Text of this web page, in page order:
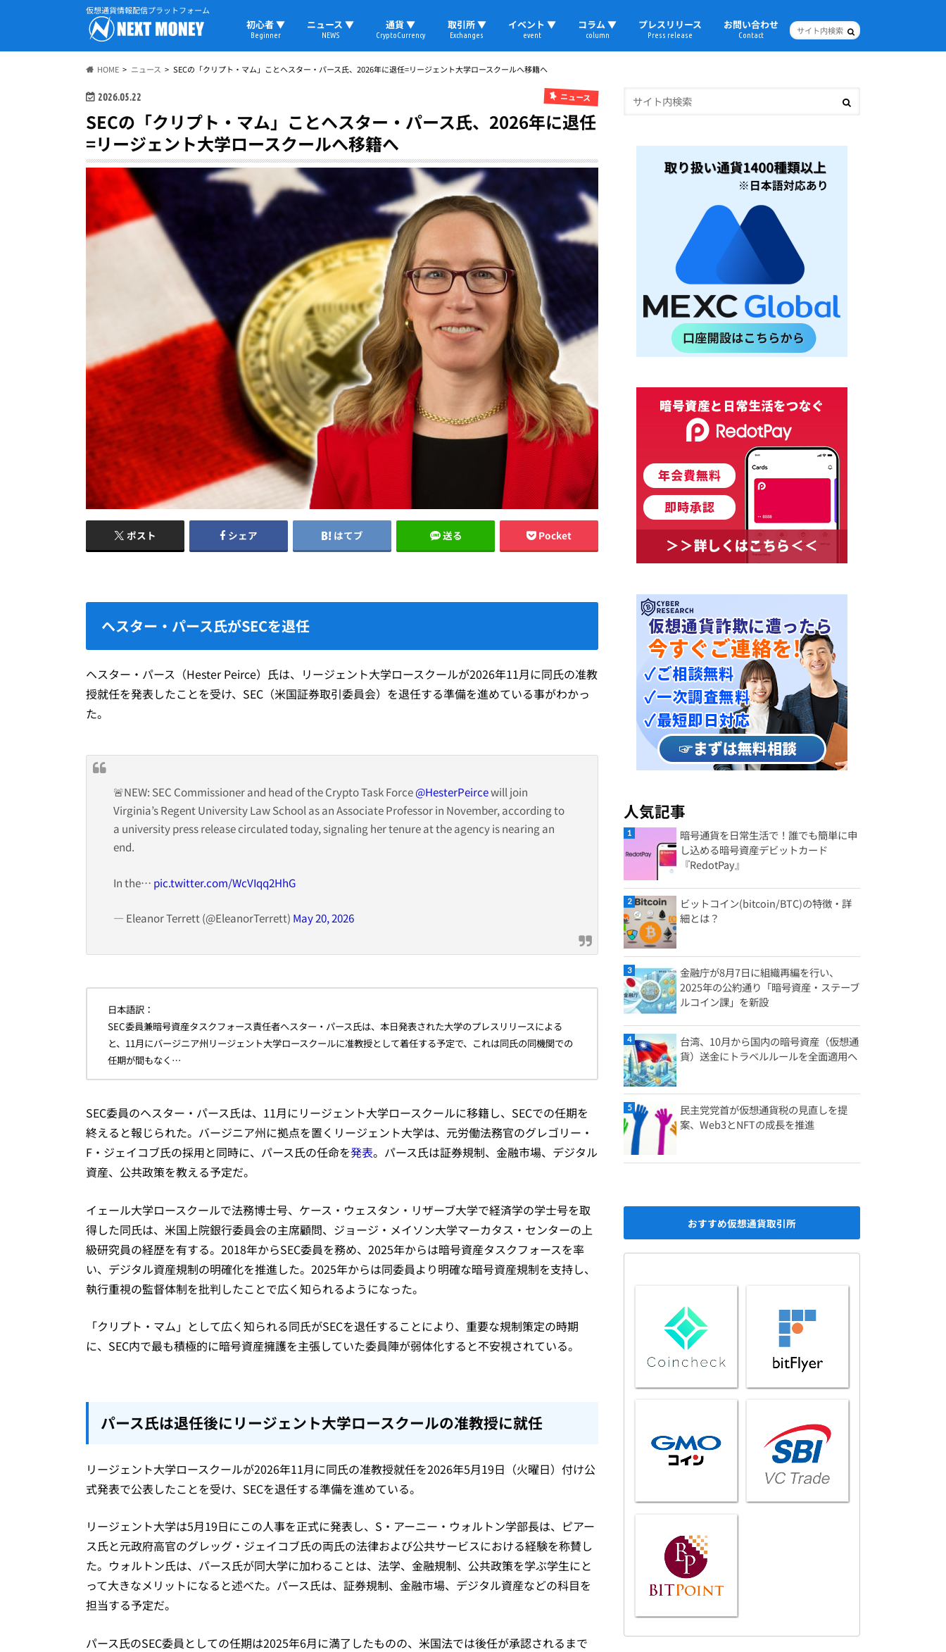
仮想通貨情報配信プラットフォーム
初心者 ▼
Beginner
ニュース ▼
NEWS
通貨 ▼
CryptoCurrency
取引所 ▼
Exchanges
イベント ▼
event
コラム ▼
column
プレスリリース
Press release
お問い合わせ
Contact
HOME ニュース SECの「クリプト・マム」ことヘスター・パース氏、2026年に退任=リージェント大学ロースクールへ移籍へ
2026.05.22 ニュース
SECの「クリプト・マム」ことヘスター・パース氏、2026年に退任
=リージェント大学ロースクールへ移籍へ
ポスト シェア はてブ 送る Pocket
ヘスター・パース氏がSECを退任
ヘスター・パース（Hester Peirce）氏は、リージェント大学ロースクールが2026年11月に同氏の准教
授就任を発表したことを受け、SEC（米国証券取引委員会）を退任する準備を進めている事がわかっ
た。
🚨NEW: SEC Commissioner and head of the Crypto Task Force@HesterPeircewill join
Virginia’s Regent University Law School as an Associate Professor in November, according to
a university press release circulated today, signaling her tenure at the agency is nearing an
end.
In the… pic.twitter.com/WcVIqq2HhG
— Eleanor Terrett (@EleanorTerrett) May 20, 2026
日本語訳：
SEC委員兼暗号資産タスクフォース責任者へスター・パース氏は、本日発表された大学のプレスリリースによる
と、11月にバージニア州リージェント大学ロースクールに准教授として着任する予定で、これは同氏の同機関での
任期が間もなく…
SEC委員のヘスター・パース氏は、11月にリージェント大学ロースクールに移籍し、SECでの任期を
終えると報じられた。バージニア州に拠点を置くリージェント大学は、元労働法務官のグレゴリー・
F・ジェイコブ氏の採用と同時に、パース氏の任命を発表。パース氏は証券規制、金融市場、デジタル
資産、公共政策を教える予定だ。
イェール大学ロースクールで法務博士号、ケース・ウェスタン・リザーブ大学で経済学の学士号を取
得した同氏は、米国上院銀行委員会の主席顧問、ジョージ・メイソン大学マーカタス・センターの上
級研究員の経歴を有する。2018年からSEC委員を務め、2025年からは暗号資産タスクフォースを率
い、デジタル資産規制の明確化を推進した。2025年からは同委員より明確な暗号資産規制を支持し、
執行重視の監督体制を批判したことで広く知られるようになった。
「クリプト・マム」として広く知られる同氏がSECを退任することにより、重要な規制策定の時期
に、SEC内で最も積極的に暗号資産擁護を主張していた委員陣が弱体化すると不安視されている。
パース氏は退任後にリージェント大学ロースクールの准教授に就任
リージェント大学ロースクールが2026年11月に同氏の准教授就任を2026年5月19日（火曜日）付け公
式発表で公表したことを受け、SECを退任する準備を進めている。
リージェント大学は5月19日にこの人事を正式に発表し、S・アーニー・ウォルトン学部長は、ピアー
ス氏と元政府高官のグレッグ・ジェイコブ氏の両氏の法律および公共サービスにおける経験を称賛し
た。ウォルトン氏は、パース氏が同大学に加わることは、法学、金融規制、公共政策を学ぶ学生にと
って大きなメリットになると述べた。パース氏は、証券規制、金融市場、デジタル資産などの科目を
担当する予定だ。
パース氏のSEC委員としての任期は2025年6月に満了したものの、米国法では後任が承認されるまで
人気記事
暗号通貨を日常生活で！誰でも簡単に申
し込める暗号資産デビットカード
『RedotPay』
ビットコイン(bitcoin/BTC)の特徴・詳
細とは？
金融庁が8月7日に組織再編を行い、
2025年の公約通り「暗号資産・ステーブ
ルコイン課」を新設
台湾、10月から国内の暗号資産（仮想通
貨）送金にトラベルルールを全面適用へ
民主党党首が仮想通貨税の見直しを提
案、Web3とNFTの成長を推進
おすすめ仮想通貨取引所